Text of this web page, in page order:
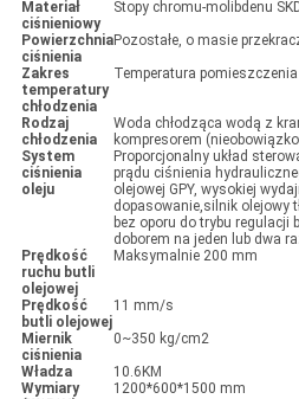
Materiał
ciśnieniowy
Stopy chromu-molibdenu
Powierzchnia
ciśnienia
Pozostałe, o masie
Zakres
temperatury
chłodzenia
Temperatura
Rodzaj
chłodzenia
Woda chłodząca wodą z
kompresorem
System
ciśnienia
oleju
Proporcjonalny układ
prądu ciśnienia
olejowej GPY, wysokiej
dopasowanie,silnik olejowy
bez oporu do trybu regulacji
doborem na jeden lub dwa
Prędkość
ruchu butli
olejowej
Maksymalnie 200 mm
Prędkość
butli olejowej
11 mm/s
Miernik
ciśnienia
0~350 kg/cm2
Władza
10.6KM
Wymiary
1200*600*1500 mm